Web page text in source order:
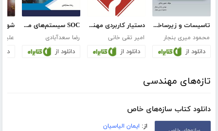
تاسیسات و زیرساخت‌های شهری
محمود میری بنجار
دانلود از
دستیار کاربردی مهندسی ترافیک
امیر تقی خانی
دانلود از
SOC سیستم‌های مخابراتی UHF مجتمع در محیط
رضا سعدآبادی
دانلود از
تازه‌های مهندسی
دانلود کتاب سازه‌های خاص
از: ایمان الیاسیان